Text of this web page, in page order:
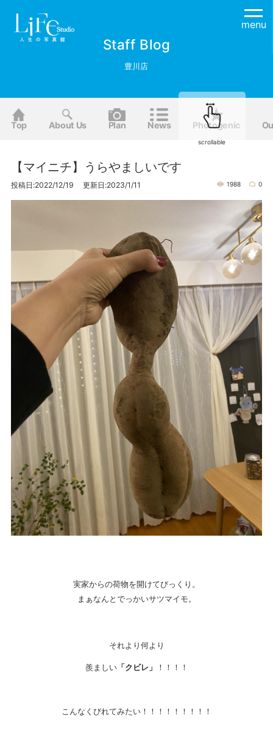
menu
Staff Blog
豊川店
Top About Us Plan News Photogenic
scrollable
【マイニチ】うらやましいです
投稿日:2022/12/19 更新日:2023/1/11 1988 0
実家からの荷物を開けてびっくり。
まぁなんとでっかいサツマイモ。
それより何より
羨ましい「クビレ」 ！！！！
こんなくびれてみたい！！！！！！！！！